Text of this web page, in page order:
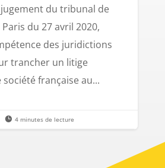
du tribunal de
du 27 avril 2020,
des juridictions
trancher un litige
française au...
 4 minutes de lecture